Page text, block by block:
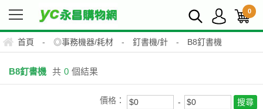
0
首頁 - ◎事務機器/耗材 - 釘書機/針 - B8釘書機
B8釘書機 共 0 個結果
價格：